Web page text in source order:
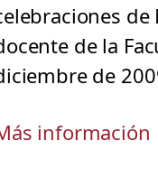
de la
de
información